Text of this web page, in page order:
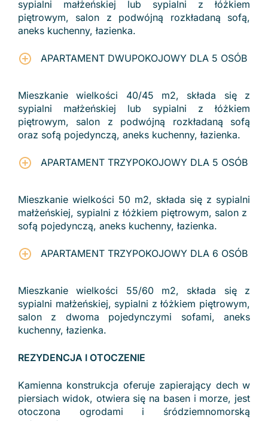
sypialni małżeńskiej lub sypialni z łóżkiem
piętrowym, salon z podwójną rozkładaną sofą,
aneks kuchenny, łazienka.
APARTAMENT DWUPOKOJOWY DLA 5 OSÓB
Mieszkanie wielkości 40/45 m2, składa się z
sypialni małżeńskiej lub sypialni z łóżkiem
piętrowym, salon z podwójną rozkładaną sofą
oraz sofą pojedynczą, aneks kuchenny, łazienka.
APARTAMENT TRZYPOKOJOWY DLA 5 OSÓB
Mieszkanie wielkości 50 m2, składa się z sypialni
małżeńskiej, sypialni z łóżkiem piętrowym, salon z
sofą pojedynczą, aneks kuchenny, łazienka.
APARTAMENT TRZYPOKOJOWY DLA 6 OSÓB
Mieszkanie wielkości 55/60 m2, składa się z
sypialni małżeńskiej, sypialni z łóżkiem piętrowym,
salon z dwoma pojedynczymi sofami, aneks
kuchenny, łazienka.
REZYDENCJA I OTOCZENIE
Kamienna konstrukcja oferuje zapierający dech w
piersiach widok, otwiera się na basen i morze, jest
otoczona ogrodami i śródziemnomorską